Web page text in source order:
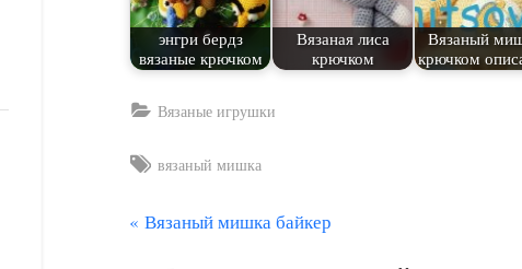
энгри бердз
вязаные крючком
Вязаная лиса
крючком
Вязаный
крючком
Вязаные игрушки
Tags:
вязаный мишка
Навигация
П
Вязаный мишка байкер